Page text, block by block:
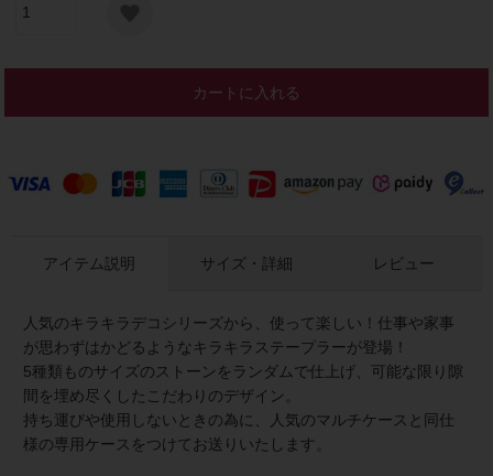
カートに入れる
アイテム説明
人気のキラキラデコシリーズから、使って楽しい！仕事や家事
が思わずはかどるようなキラキラステープラーが登場！
5種類ものサイズのストーンをランダムで仕上げ、可能な限り隙
間を埋め尽くしたこだわりのデザイン。
持ち運びや使用しないときの為に、人気のマルチケースと同仕
様の専用ケースをつけてお送りいたします。
サイズ・詳細 レビュー